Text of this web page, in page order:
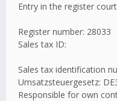
Entry in the register
Register number: 28033
Sales tax ID:
Sales tax identification
Umsatzsteuergesetz:
Responsible for own